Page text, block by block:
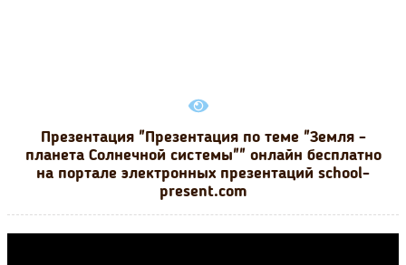
Презентация "Презентация по теме "Земля -
планета Солнечной системы"" онлайн бесплатно
на портале электронных презентаций school-
present.com